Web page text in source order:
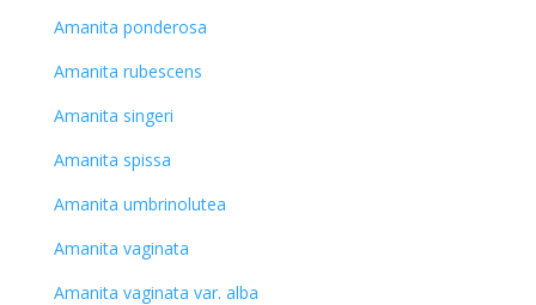
Amanita ponderosa
Amanita rubescens
Amanita singeri
Amanita spissa
Amanita umbrinolutea
Amanita vaginata
Amanita vaginata var. alba